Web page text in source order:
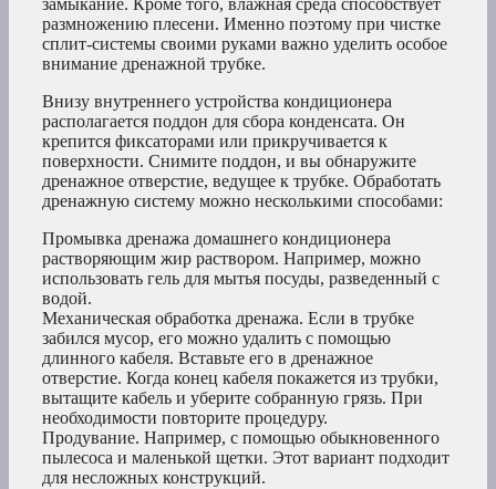
замыкание. Кроме того, влажная среда способствует
размножению плесени. Именно поэтому при чистке
сплит-системы своими руками важно уделить особое
внимание дренажной трубке.
Внизу внутреннего устройства кондиционера
располагается поддон для сбора конденсата. Он
крепится фиксаторами или прикручивается к
поверхности. Снимите поддон, и вы обнаружите
дренажное отверстие, ведущее к трубке. Обработать
дренажную систему можно несколькими способами:
Промывка дренажа домашнего кондиционера
растворяющим жир раствором. Например, можно
использовать гель для мытья посуды, разведенный с
водой.
Механическая обработка дренажа. Если в трубке
забился мусор, его можно удалить с помощью
длинного кабеля. Вставьте его в дренажное
отверстие. Когда конец кабеля покажется из трубки,
вытащите кабель и уберите собранную грязь. При
необходимости повторите процедуру.
Продувание. Например, с помощью обыкновенного
пылесоса и маленькой щетки. Этот вариант подходит
для несложных конструкций.